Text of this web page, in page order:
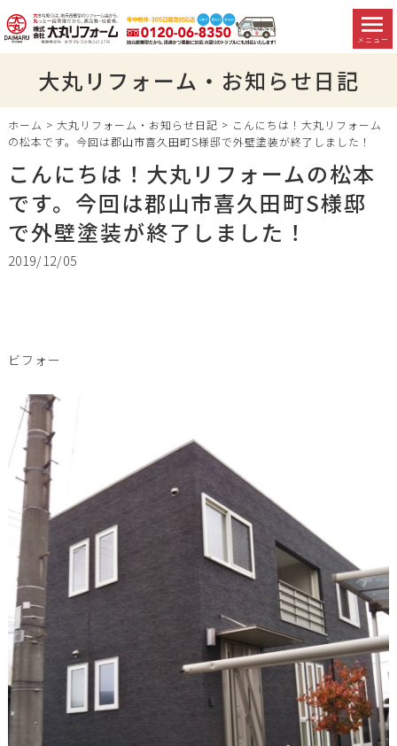
メニュー
大丸リフォーム・お知らせ日記
ホーム > 大丸リフォーム・お知らせ日記 > こんにちは！大丸リフォーム
の松本です。今回は郡山市喜久田町S様邸で外壁塗装が終了しました！
こんにちは！大丸リフォームの松本
です。今回は郡山市喜久田町S様邸
で外壁塗装が終了しました！
2019/12/05
ビフォー